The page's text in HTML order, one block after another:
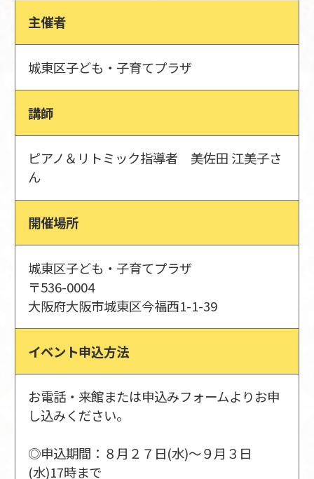
主催者
城東区子ども・子育てプラザ
講師
ピアノ＆リトミック指導者 美佐田 江美子さ
ん
開催場所
城東区子ども・子育てプラザ
〒536-0004
大阪府大阪市城東区今福西1-1-39
イベント申込方法
お電話・来館または申込みフォームよりお申
し込みください。
◎申込期間：８月２７日(水)～９月３日
(水)17時まで